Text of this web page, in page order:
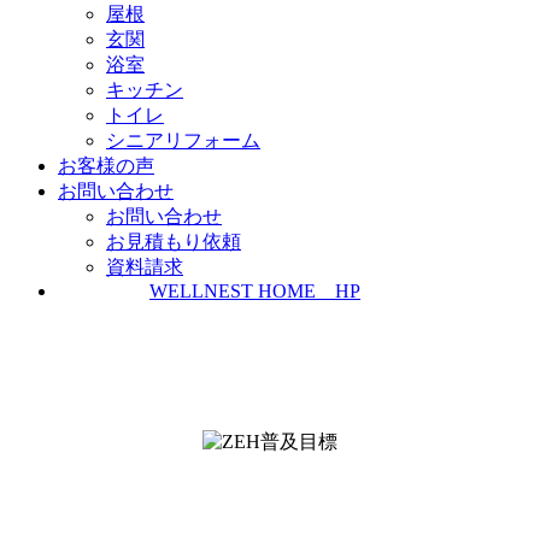
屋根
玄関
浴室
キッチン
トイレ
シニアリフォーム
お客様の声
お問い合わせ
お問い合わせ
お見積もり依頼
資料請求
WELLNEST HOME HP